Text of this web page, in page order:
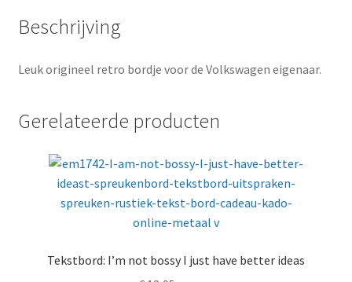
Beschrijving
Leuk origineel retro bordje voor de Volkswagen eigenaar.
Gerelateerde producten
Tekstbord: I’m not bossy I just have better ideas